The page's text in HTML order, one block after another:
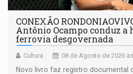
CONEXÃO
Antônio Ocampo conduz a
ferrovia desgovernada
Cultura 08 de Agosto de 2026
Novo livro faz registro documental